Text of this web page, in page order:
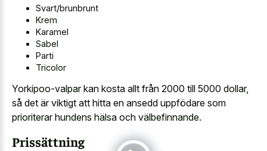
Svart/brunbrunt
Krem
Karamel
Sabel
Parti
Tricolor
Yorkipoo-valpar kan kosta allt från 2000 till 5000 dollar,
så det är viktigt att hitta en ansedd uppfödare som
prioriterar hundens hälsa och välbefinnande.
Prissättning